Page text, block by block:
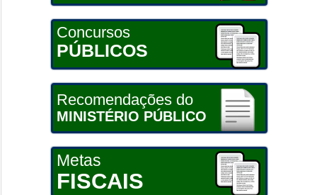
Concursos
PÚBLICOS
Recomendações do
MINISTÉRIO PÚBLICO
Metas
FISCAIS